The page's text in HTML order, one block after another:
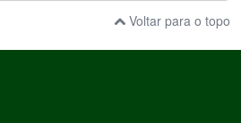
Voltar para o topo